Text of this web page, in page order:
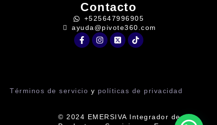
Contacto
+525647996905
ayuda@pivote360.com
Términos de servicio y políticas de privacidad
© 2024 EMERSIVA Integrador de